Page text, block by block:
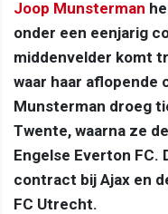
Joop Munsterman
onder een eenjarig
middenvelder komt
waar haar
Munsterman droeg
Twente, waarna ze
Engelse Everton FC.
contract bij Ajax en
FC Utrecht.